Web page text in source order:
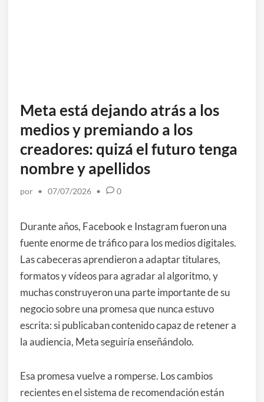
Meta está dejando atrás a los
medios y premiando a los
creadores: quizá el futuro tenga
nombre y apellidos
por • 07/07/2026 • 0
Durante años, Facebook e Instagram fueron una
fuente enorme de tráfico para los medios digitales.
Las cabeceras aprendieron a adaptar titulares,
formatos y vídeos para agradar al algoritmo, y
muchas construyeron una parte importante de su
negocio sobre una promesa que nunca estuvo
escrita: si publicaban contenido capaz de retener a
la audiencia, Meta seguiría enseñándolo.
Esa promesa vuelve a romperse. Los cambios
recientes en el sistema de recomendación están